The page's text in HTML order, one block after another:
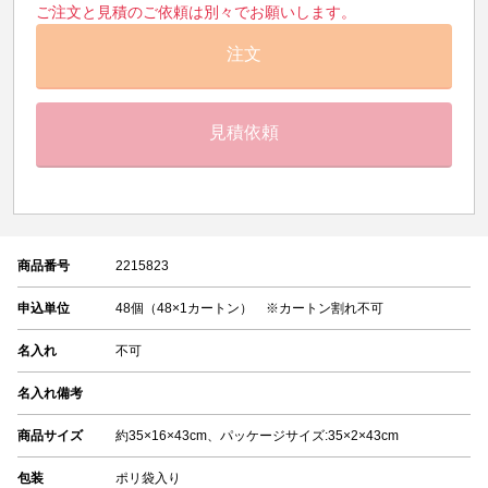
ご注文と見積のご依頼は別々でお願いします。
注文
見積依頼
商品番号 2215823
申込単位 48個（48×1カートン） ※カートン割れ不可
名入れ 不可
名入れ備考
商品サイズ 約35×16×43cm、パッケージサイズ:35×2×43cm
包装 ポリ袋入り